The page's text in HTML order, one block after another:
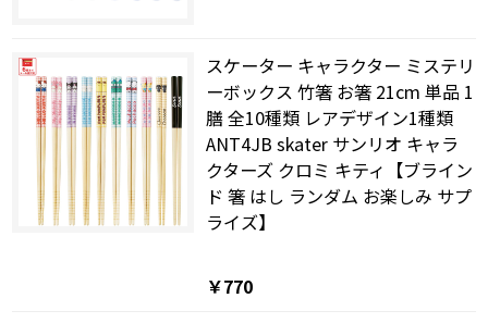
スケーター キャラクター ミステリ
ーボックス 竹箸 お箸 21cm 単品 1
膳 全10種類 レアデザイン1種類
ANT4JB skater サンリオ キャラ
クターズ クロミ キティ【ブライン
ド 箸 はし ランダム お楽しみ サプ
ライズ】
￥770